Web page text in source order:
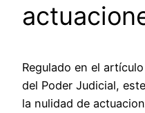
Regulado en el
del Poder Judicial,
la nulidad de